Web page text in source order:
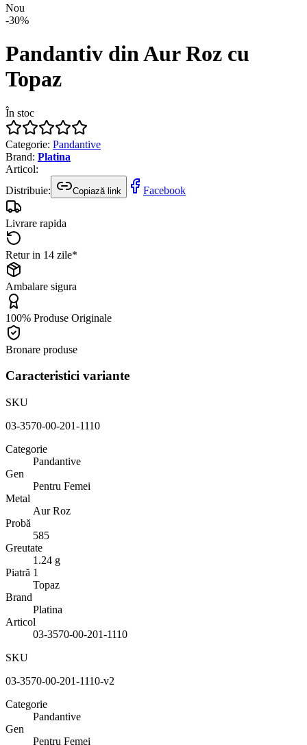
Nou
-30%
Pandantiv din Aur Roz cu
Topaz
În stoc
Categorie: Pandantive
Brand: Platina
Articol:
Distribuie:
Copiază link Facebook
Livrare rapida
Retur in 14 zile*
Ambalare sigura
100% Produse Originale
Bronare produse
Caracteristici variante
SKU
03-3570-00-201-1110
Categorie
Pandantive
Gen
Pentru Femei
Metal
Aur Roz
Probă
585
Greutate
1.24 g
Piatră 1
Topaz
Brand
Platina
Articol
03-3570-00-201-1110
SKU
03-3570-00-201-1110-v2
Categorie
Pandantive
Gen
Pentru Femei